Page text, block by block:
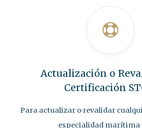
Actualización o
Certificación
Para actualizar o revalidar
especialidad marítima